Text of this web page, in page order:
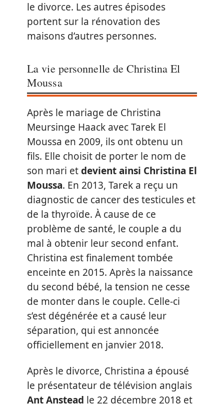
le divorce. Les autres épisodes
portent sur la rénovation des
maisons d’autres personnes.
La vie personnelle de Christina El
Moussa
Après le mariage de Christina
Meursinge Haack avec Tarek El
Moussa en 2009, ils ont obtenu un
fils. Elle choisit de porter le nom de
son mari etdevient ainsi Christina El
Moussa. En 2013, Tarek a reçu un
diagnostic de cancer des testicules et
de la thyroïde. À cause de ce
problème de santé, le couple a du
mal à obtenir leur second enfant.
Christina est finalement tombée
enceinte en 2015. Après la naissance
du second bébé, la tension ne cesse
de monter dans le couple. Celle-ci
s’est dégénérée et a causé leur
séparation, qui est annoncée
officiellement en janvier 2018.
Après le divorce, Christina a épousé
le présentateur de télévision anglais
Ant Anstead le 22 décembre 2018 et